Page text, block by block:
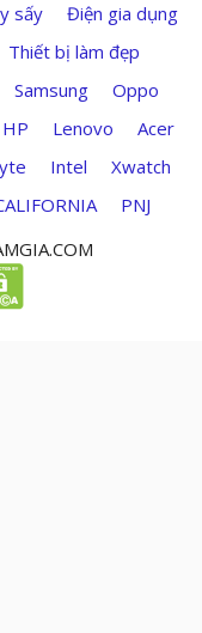
sấy
Điện gia dụng
Thiết bị làm đẹp
Samsung
Oppo
HP Lenovo
Acer
Intel
Xwatch
PNJ